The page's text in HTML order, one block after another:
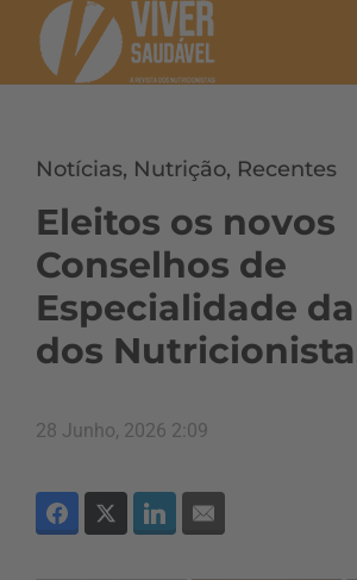
Notícias, Nutrição, Recentes
Eleitos os novos
Conselhos de
Especialidade
dos
28 Junho, 2026 2:09